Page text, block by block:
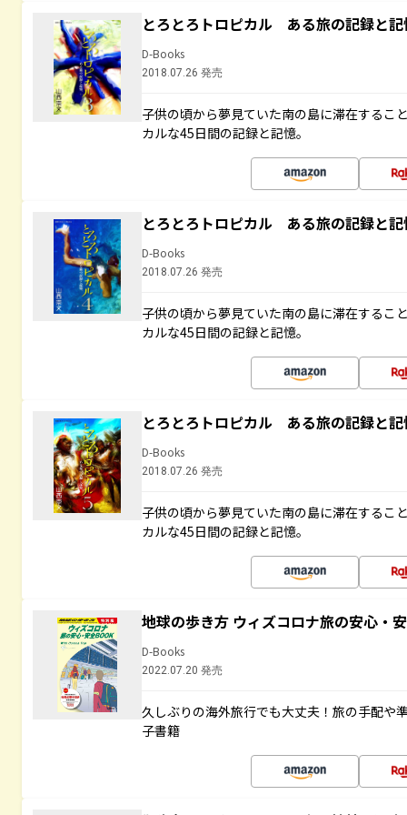
とろとろトロピカル ある旅の記録と
D-Books
2018.07.26 発売
子供の頃から夢見ていた南の島に滞在するこ
カルな45日間の記録と記憶。
とろとろトロピカル ある旅の記録と
D-Books
2018.07.26 発売
子供の頃から夢見ていた南の島に滞在するこ
カルな45日間の記録と記憶。
とろとろトロピカル ある旅の記録と
D-Books
2018.07.26 発売
子供の頃から夢見ていた南の島に滞在するこ
カルな45日間の記録と記憶。
地球の歩き方 ウィズコロナ旅の安心・
D-Books
2022.07.20 発売
久しぶりの海外旅行でも大丈夫！旅の手配や
子書籍